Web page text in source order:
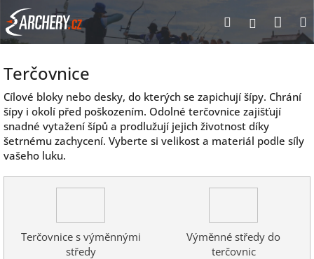
Přejít
na
obsah
Hledat
o
s
t
r
a
n
n
í
Terčovnice
Cílové bloky nebo desky, do kterých se zapichují šípy. Chrání
šípy i okolí před poškozením. Odolné terčovnice zajišťují
snadné vytažení šípů a prodlužují jejich životnost díky
šetrnému zachycení. Vyberte si velikost a materiál podle síly
vašeho luku.
Terčovnice s výměnnými
středy
Výměnné středy do
terčovnic